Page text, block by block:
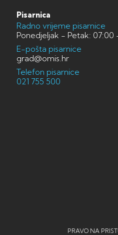
Pisarnica
Radno vrijeme pisarnice
Ponedjeljak - Petak: 07:00
E-pošta pisarnice
grad@omis.hr
Telefon pisarnice
021 755 500
PRAVO NA